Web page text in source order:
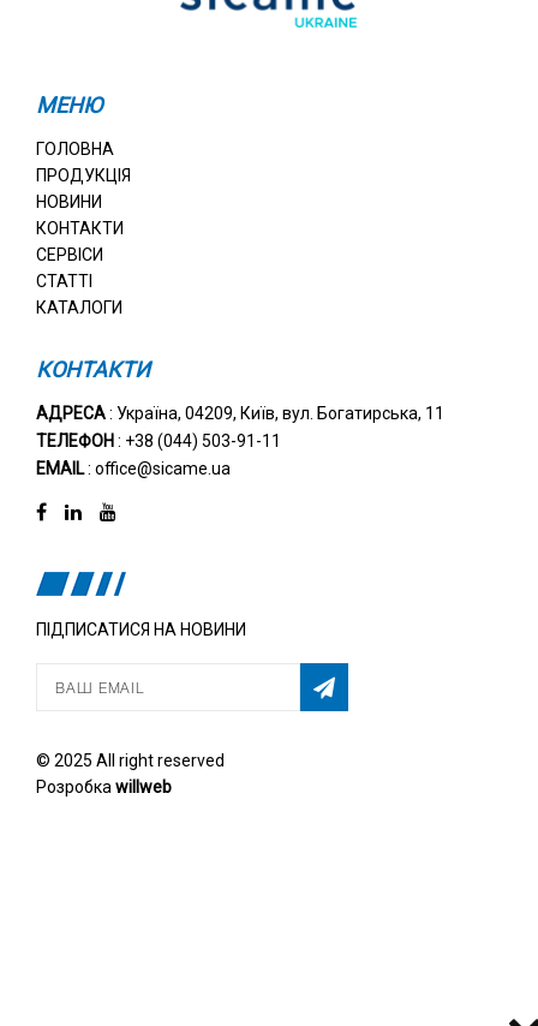
МЕНЮ
ГОЛОВНА
ПРОДУКЦІЯ
НОВИНИ
КОНТАКТИ
СЕРВІСИ
СТАТТІ
КАТАЛОГИ
КОНТАКТИ
АДРЕСА: Україна, 04209, Київ, вул. Богатирська, 11
ТЕЛЕФОН : +38 (044) 503-91-11
EMAIL: office@sicame.ua
ПІДПИСАТИСЯ НА НОВИНИ
© 2025 All right reserved
Розробка willweb